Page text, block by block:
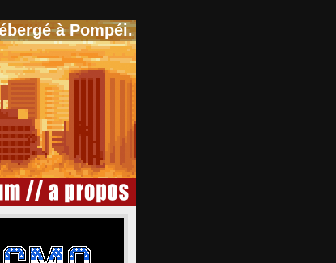
à Pompéi.